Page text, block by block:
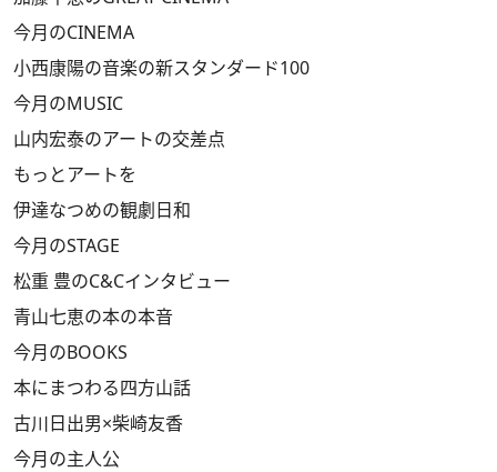
今月のCINEMA
小西康陽の音楽の新スタンダード100
今月のMUSIC
山内宏泰のアートの交差点
もっとアートを
伊達なつめの観劇日和
今月のSTAGE
松重 豊のC&Cインタビュー
青山七恵の本の本音
今月のBOOKS
本にまつわる四方山話
古川日出男×柴崎友香
今月の主人公